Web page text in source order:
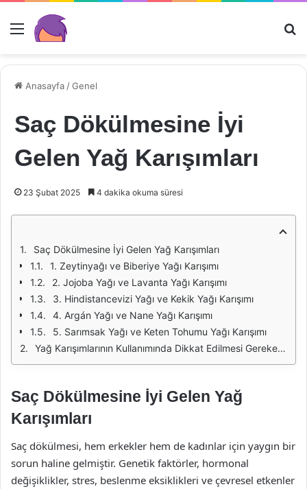
Menü
Anasayfa /Genel
Saç Dökülmesine İyi
Gelen Yağ Karışımları
23 Şubat 2025 4 dakika okuma süresi
Saç Dökülmesine İyi Gelen Yağ Karışımları
1. Zeytinyağı ve Biberiye Yağı Karışımı
2. Jojoba Yağı ve Lavanta Yağı Karışımı
3. Hindistancevizi Yağı ve Kekik Yağı Karışımı
4. Argán Yağı ve Nane Yağı Karışımı
5. Sarımsak Yağı ve Keten Tohumu Yağı Karışımı
Yağ Karışımlarının Kullanımında Dikkat Edilmesi Gerekenler
Saç Dökülmesine İyi Gelen Yağ
Karışımları
Saç dökülmesi, hem erkekler hem de kadınlar için yaygın bir
sorun haline gelmiştir. Genetik faktörler, hormonal
değişiklikler, stres, beslenme eksiklikleri ve çevresel etkenler